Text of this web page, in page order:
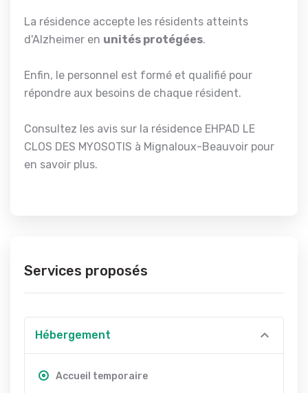
La résidence accepte les résidents atteints
d'Alzheimer en unités protégées.
Enfin, le personnel est formé et qualifié pour
répondre aux besoins de chaque résident.
Consultez les avis sur la résidence EHPAD LE
CLOS DES MYOSOTIS à Mignaloux-Beauvoir pour
en savoir plus.
Services proposés
Hébergement
Accueil temporaire